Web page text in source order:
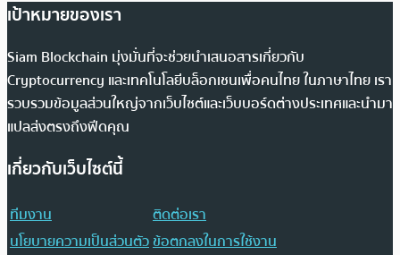
เป้าหมายของเรา
Siam Blockchain มุ่งมั่นที่จะช่วยนำเสนอสารเกี่ยวกับ
Cryptocurrency และเทคโนโลยีบล็อกเชนเพื่อคนไทย ในภาษาไทย เรา
รวบรวมข้อมูลส่วนใหญ่จากเว็บไซต์และเว็บบอร์ดต่างประเทศและนำมา
แปลส่งตรงถึงฟีดคุณ
เกี่ยวกับเว็บไซต์นี้
ทีมงาน
ติดต่อเรา
นโยบายความเป็นส่วนตัวข้อตกลงในการใช้งาน